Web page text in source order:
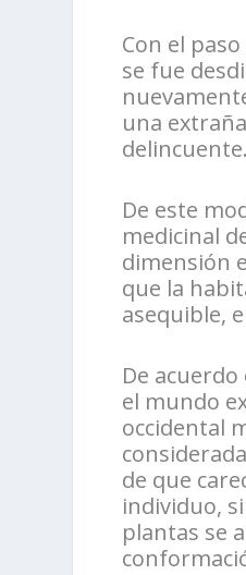
Con el
se fue
una
De este
medicinal
dimensión
que la
asequible,
De
el mundo
occidental
de que
individuo,
plantas se